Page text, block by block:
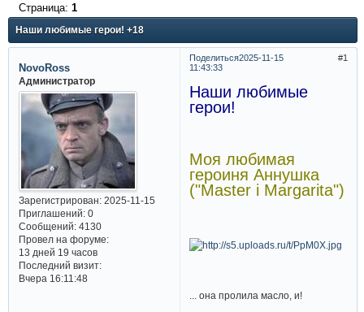
Наши любимые герои! +18
Страница: 1
Поделиться 1
2025-11-15
11:43:33
NovoRoss
Администратор
Зарегистрирован: 2025-11-15
Приглашений:0
Сообщений:4130
Провел на форуме:
13 дней 19 часов
Последний визит:
Вчера 16:11:48
Наши любимые
герои!
Моя любимая
героиня Аннушка
("Master i Margarita")
... она пролила масло, и!